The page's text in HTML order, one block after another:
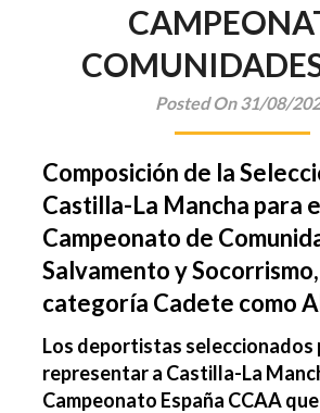
Posted On 31/08/
Composición de la
Castilla-La Mancha para
Campeonato de
Salvamento y
categoría Cadete como
Los deportistas seleccionados
representar a Castilla-La
Campeonato España CCAA